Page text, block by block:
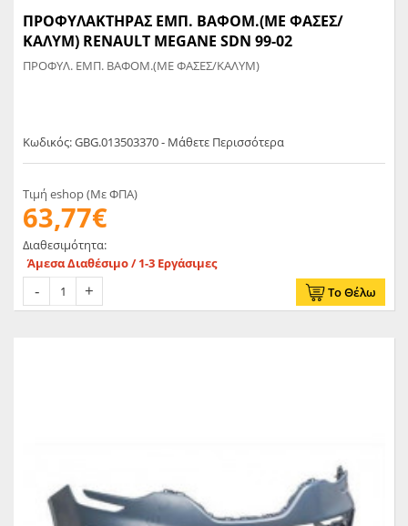
ΠΡΟΦΥΛΑΚΤΗΡΑΣ ΕΜΠ. ΒΑΦΟΜ.(ΜΕ ΦΑΣΕΣ/
ΚΑΛΥΜ) RENAULT MEGANE SDN 99-02
ΠΡΟΦΥΛ. ΕΜΠ. ΒΑΦΟΜ.(ΜΕ ΦΑΣΕΣ/ΚΑΛΥΜ)
Κωδικός: GBG.013503370 - Μάθετε Περισσότερα
Τιμή eshop (Με ΦΠΑ)
63,77€
Διαθεσιμότητα:
Άμεσα Διαθέσιμο / 1-3 Εργάσιμες
Το Θέλω